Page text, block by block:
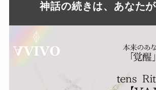
神話の続きは、あなたが